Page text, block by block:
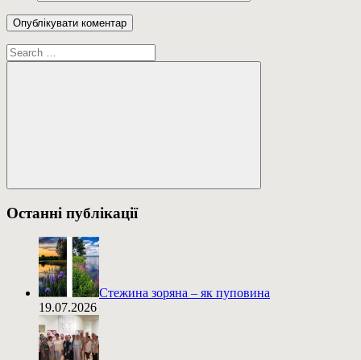
Пошук:
Пошук
Останні публікації
Стежина зоряна – як пуповина
19.07.2026